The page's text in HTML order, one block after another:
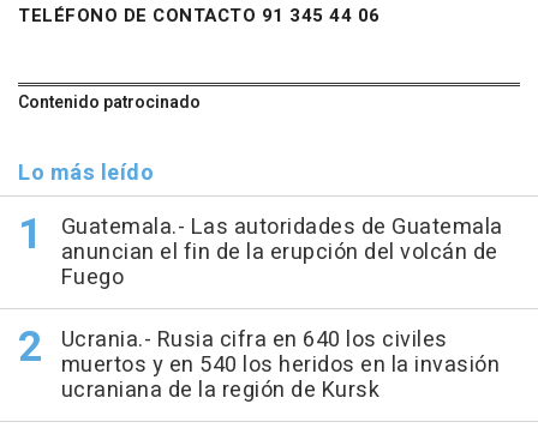
TELÉFONO DE CONTACTO 91 345 44 06
Contenido patrocinado
Lo más leído
Guatemala.- Las autoridades de Guatemala
anuncian el fin de la erupción del volcán de
Fuego
Ucrania.- Rusia cifra en 640 los civiles
muertos y en 540 los heridos en la invasión
ucraniana de la región de Kursk